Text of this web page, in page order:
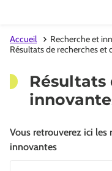
Accueil
Recherche et
Résultats de recherches et
Résultats
Vous retrouverez ici les
innovantes